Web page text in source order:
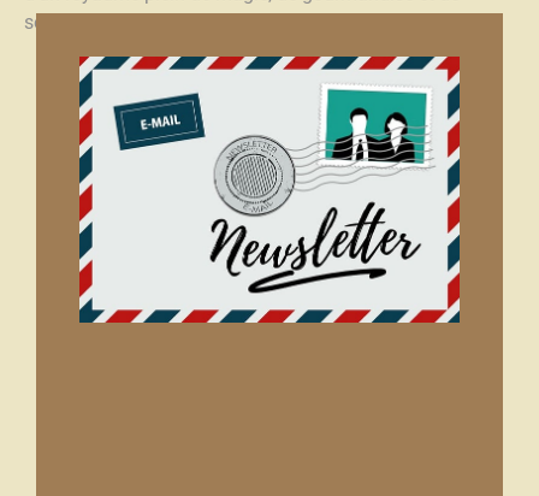
secrets bien gardés.intégrale
Commander l'intégrale